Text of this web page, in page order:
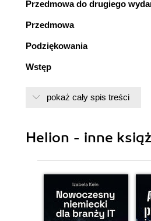
Przedmowa do drugiego
Przedmowa
Podziękowania
Wstęp
cyberbezpieczeństwie
Rozdział 3. Szybki audyt
prostego ilościowego
Rozdział 4. Najważniejszy
pokaż cały spis treści
Helion - inne